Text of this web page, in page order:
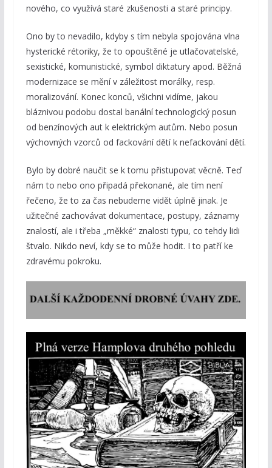
nového, co využívá staré zkušenosti a staré principy.
Ono by to nevadilo, kdyby s tím nebyla spojována vlna
hysterické rétoriky, že to opouštěné je utlačovatelské,
sexistické, komunistické, symbol diktatury apod. Běžná
modernizace se mění v záležitost morálky, resp.
moralizování. Konec konců, všichni vidíme, jakou
bláznivou podobu dostal banální technologický posun
od benzínových aut k elektrickým autům. Nebo posun
výchovných vzorců od fackování dětí k nefackování dětí.
Bylo by dobré naučit se k tomu přistupovat věcně. Teď
nám to nebo ono připadá překonané, ale tím není
řečeno, že to za čas nebudeme vidět úplně jinak. Je
užitečné zachovávat dokumentace, postupy, záznamy
znalostí, ale i třeba „měkké“ znalosti typu, co tehdy lidi
štvalo. Nikdo neví, kdy se to může hodit. I to patří ke
zdravému pokroku.